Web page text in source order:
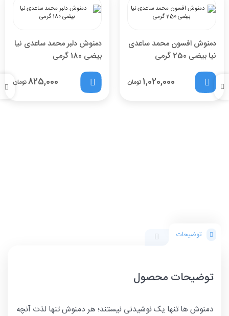
دمنوش افسون محمد ساعدی
نیا بیضی 250 گرمی
1,020,000تومان
دمنوش دلبر محمد ساعدی نیا
بیضی 180 گرمی
825,000تومان
توضیحات
توضیحات محصول
دمنوش ها تنها یک نوشیدنی نیستند؛ هر دمنوش تنها لذت آنچه